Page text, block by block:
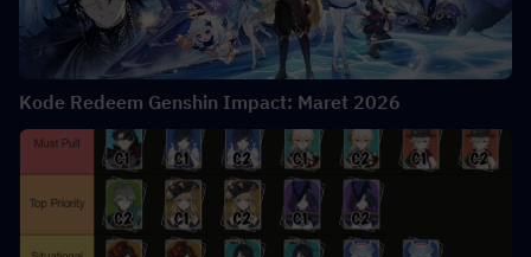
Kode Redeem Genshin Impact: Maret 2026